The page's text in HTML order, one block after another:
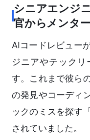
シニアエンジ
官からメンタ
AIコードレビュー
ジニアやテックリ
す。これまで彼ら
の発見やコーディ
ックのミスを探す
されていました。